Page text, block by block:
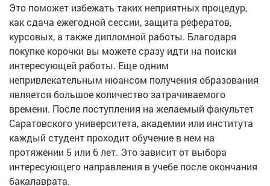
Это поможет избежать таких неприятных процедур,
как сдача ежегодной сессии, защита рефератов,
курсовых, а также дипломной работы. Благодаря
покупке корочки вы можете сразу идти на поиски
интересующей работы. Еще одним
непривлекательным нюансом получения образования
является большое количество затрачиваемого
времени. После поступления на желаемый факультет
Саратовского университета, академии или института
каждый студент проходит обучение в нем на
протяжении 5 или 6 лет. Это зависит от выбора
интересующего направления в учебе после окончания
бакалаврата.